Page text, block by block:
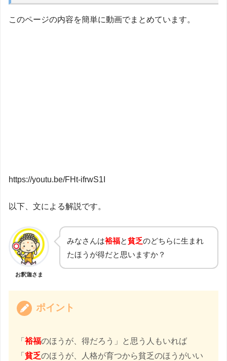
このページの内容を簡単に動画でまとめています。
https://youtu.be/FHt-ifrwS1I
以下、文による解説です。
お釈迦さま
みなさんは裕福と貧乏のどちらに生まれ
たほうが得だと思いますか？
ポイント
「 裕福のほうが、得だろう」と思う人もいれば
「 貧乏のほうが、人格が育つから貧乏のほうがいい